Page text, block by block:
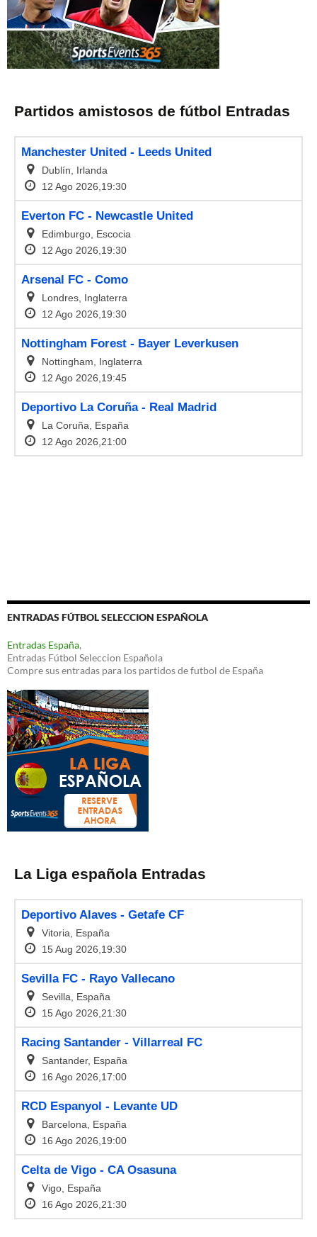
ENTRADAS FÚTBOL SELECCION ESPAÑOLA
Entradas España,
Entradas Fútbol Seleccion Española
Compre sus entradas para los partidos de futbol de España